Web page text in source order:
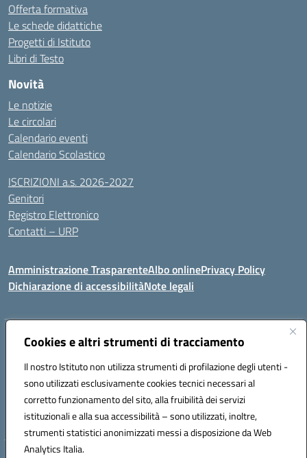
Cookies e altri strumenti di tracciamento
Il nostro Istituto non utilizza strumenti di profilazione degli utenti -
sono utilizzati esclusivamente cookies tecnici necessari al
corretto funzionamento del sito, alla fruibilità dei servizi
istituzionali e alla sua accessibilità – sono utilizzati, inoltre,
strumenti statistici anonimizzati messi a disposizione da Web
Analytics Italia.
Offerta formativa
Le schede didattiche
Progetti di Istituto
Libri di Testo
Novità
Le notizie
Le circolari
Calendario eventi
Calendario Scolastico
ISCRIZIONI a.s. 2026-2027
Genitori
Registro Elettronico
Contatti – URP
Amministrazione TrasparenteAlbo onlinePrivacy Policy
Dichiarazione di accessibilitàNote legali
Indirizzo:Via Tiziano, 50 - 60125 Ancona
Posta elettronica certificata (PEC):anic81600p@pec.istruzione.it
Codice fiscale: 93084460422
Codice meccanografico: ANIC81600P